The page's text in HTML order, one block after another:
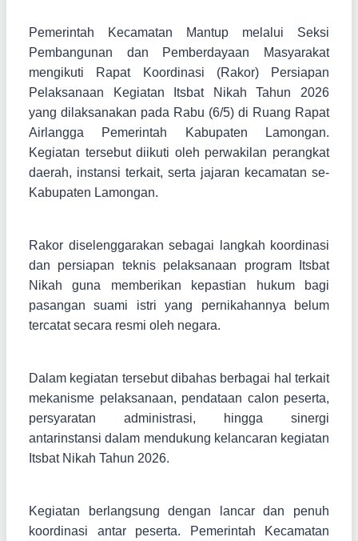
Pemerintah Kecamatan Mantup melalui Seksi
Pembangunan dan Pemberdayaan Masyarakat
mengikuti Rapat Koordinasi (Rakor) Persiapan
Pelaksanaan Kegiatan Itsbat Nikah Tahun 2026
yang dilaksanakan pada Rabu (6/5) di Ruang Rapat
Airlangga Pemerintah Kabupaten Lamongan.
Kegiatan tersebut diikuti oleh perwakilan perangkat
daerah, instansi terkait, serta jajaran kecamatan se-
Kabupaten Lamongan.
Rakor diselenggarakan sebagai langkah koordinasi
dan persiapan teknis pelaksanaan program Itsbat
Nikah guna memberikan kepastian hukum bagi
pasangan suami istri yang pernikahannya belum
tercatat secara resmi oleh negara.
Dalam kegiatan tersebut dibahas berbagai hal terkait
mekanisme pelaksanaan, pendataan calon peserta,
persyaratan administrasi, hingga sinergi
antarinstansi dalam mendukung kelancaran kegiatan
Itsbat Nikah Tahun 2026.
Kegiatan berlangsung dengan lancar dan penuh
koordinasi antar peserta. Pemerintah Kecamatan